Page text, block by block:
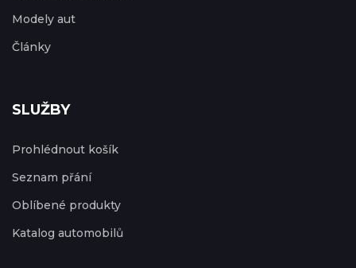
Modely aut
Články
SLUŽBY
Prohlédnout košík
Seznam přání
Oblíbené produkty
Katalog automobilů